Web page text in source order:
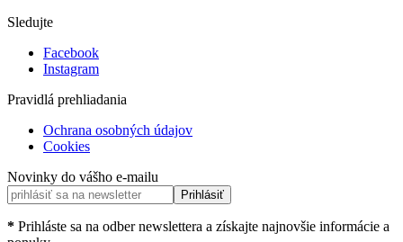
Sledujte
Facebook
Instagram
Pravidlá prehliadania
Ochrana osobných údajov
Cookies
Novinky do vášho e-mailu
Prihlásiť
* Prihláste sa na odber newslettera a získajte najnovšie informácie a